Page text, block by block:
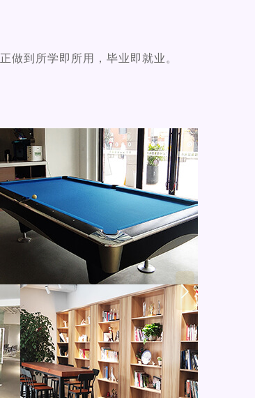
做到所学即所用，毕业即就业。